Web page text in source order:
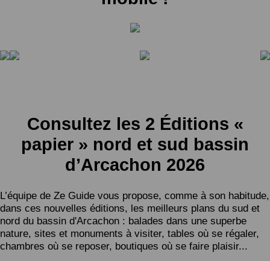
Consultez les 2 Éditions «
papier » nord et sud bassin
d’Arcachon 2026
L’équipe de Ze Guide vous propose, comme à son habitude,
dans ces nouvelles éditions, les meilleurs plans du sud et
nord du bassin d'Arcachon : balades dans une superbe
nature, sites et monuments à visiter, tables où se régaler,
chambres où se reposer, boutiques où se faire plaisir...